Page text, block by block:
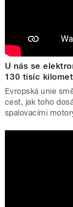
U nás se
130 tisíc
Evropská unie
cest, jak toho
spalovacími